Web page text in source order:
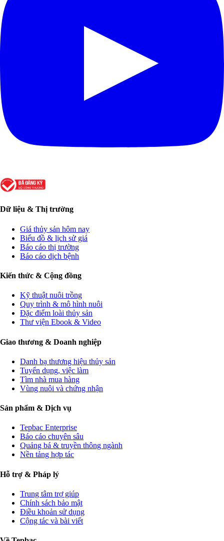
Dữ liệu & Thị trường
Giá thủy sản hôm nay
Biểu đồ & lịch sử giá
Báo cáo thị trường
Báo cáo dịch bệnh
Kiến thức & Cộng đồng
Kỹ thuật nuôi trồng
Quy trình & mô hình nuôi
Đặc điểm loài thủy sản
Thư viện Ebook & Video
Giao thương & Doanh nghiệp
Danh bạ thương hiệu thủy sản
Tuyển dụng, việc làm
Tìm nhà mua hàng
Vùng nuôi và chứng nhận
Sản phẩm & Dịch vụ
Tepbac Enterprise
Báo cáo chuyên sâu
Quảng bá & truyền thông ngành
Nền tảng hợp tác
Hỗ trợ & Pháp lý
Trung tâm trợ giúp
Chính sách bảo mật
Điều khoản sử dụng
Cộng tác và bài viết